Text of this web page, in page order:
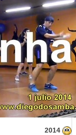
2014